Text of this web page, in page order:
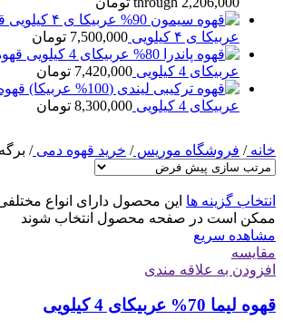
عربیکا ی ۴ کیلویی
7,500,000 تومان
عربیکای 4 کیلویی
7,420,000 تومان
عربیکای 4 کیلویی
8,300,000 تومان
خانه/ فروشگاه موریس/ خرید قهوه دمی/ برگه 5
انتخاب گزینه ها این محصول دارای انواع
ممکن است در صفحه محصول انتخاب شوند
مشاهده سریع
مقایسه
افزودن به علاقه مندی
قهوه لیما 70% عربیکای 4 کیلویی